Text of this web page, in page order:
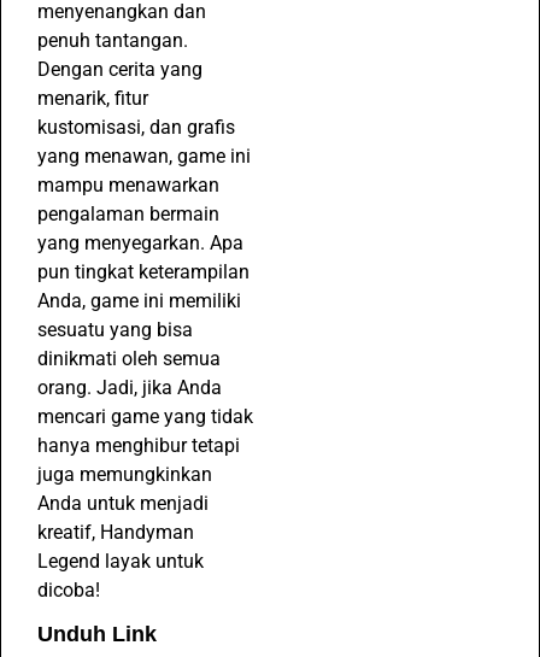
menyenangkan dan
penuh tantangan.
Dengan cerita yang
menarik, fitur
kustomisasi, dan grafis
yang menawan, game ini
mampu menawarkan
pengalaman bermain
yang menyegarkan. Apa
pun tingkat keterampilan
Anda, game ini memiliki
sesuatu yang bisa
dinikmati oleh semua
orang. Jadi, jika Anda
mencari game yang tidak
hanya menghibur tetapi
juga memungkinkan
Anda untuk menjadi
kreatif, Handyman
Legend layak untuk
dicoba!
Unduh Link